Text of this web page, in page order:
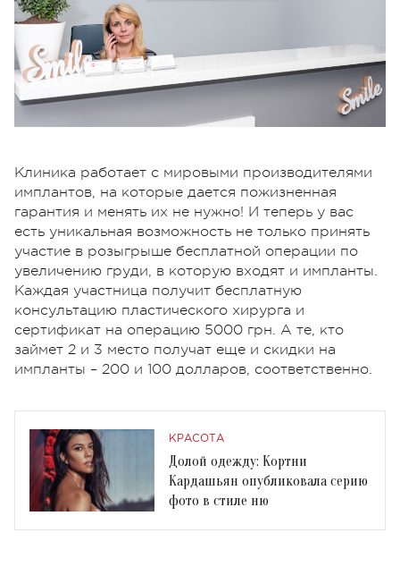
Клиника работает с мировыми производителями
имплантов, на которые дается пожизненная
гарантия и менять их не нужно! И теперь у вас
есть уникальная возможность не только принять
участие в розыгрыше бесплатной операции по
увеличению груди, в которую входят и импланты.
Каждая участница получит бесплатную
консультацию пластического хирурга и
сертификат на операцию 5000 грн. А те, кто
займет 2 и 3 место получат еще и скидки на
импланты – 200 и 100 долларов, соответственно.
КРАСОТА
Долой одежду: Кортни
Кардашьян опубликовала серию
фото в стиле ню